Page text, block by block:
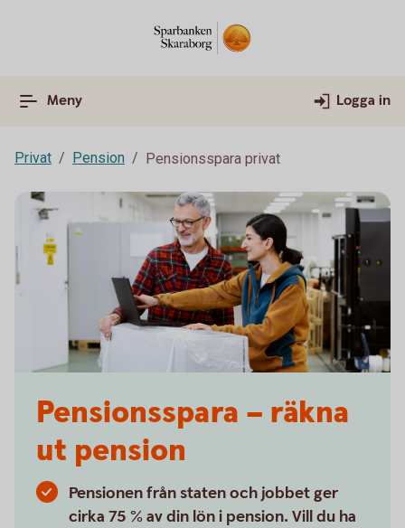
Meny Logga in
Privat Pension Pensionsspara privat
Pensionsspara – räkna
ut pension
Pensionen från staten och jobbet ger
cirka 75 % av din lön i pension. Vill du ha